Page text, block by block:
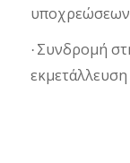
υποχρεώσεων
· Συνδρομή